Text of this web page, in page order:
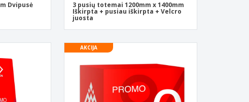
Dvipusė 3 pusių totemai 1200mm x 1400mm
Iškirpta + pusiau iškirpta + Velcro
juosta
AKCIJA